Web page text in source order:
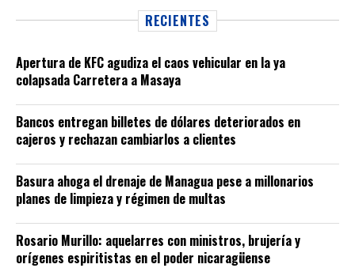
RECIENTES
Apertura de KFC agudiza el caos vehicular en la ya
colapsada Carretera a Masaya
Bancos entregan billetes de dólares deteriorados en
cajeros y rechazan cambiarlos a clientes
Basura ahoga el drenaje de Managua pese a millonarios
planes de limpieza y régimen de multas
Rosario Murillo: aquelarres con ministros, brujería y
orígenes espiritistas en el poder nicaragüense